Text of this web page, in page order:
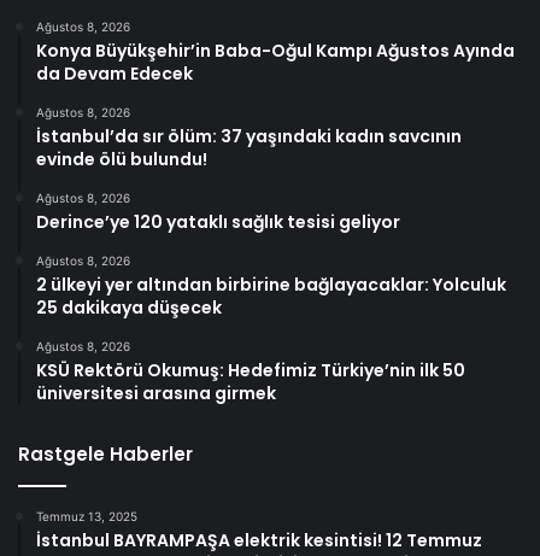
Ağustos 8, 2026
Konya Büyükşehir’in Baba-Oğul Kampı Ağustos Ayında
da Devam Edecek
Ağustos 8, 2026
İstanbul’da sır ölüm: 37 yaşındaki kadın savcının
evinde ölü bulundu!
Ağustos 8, 2026
Derince’ye 120 yataklı sağlık tesisi geliyor
Ağustos 8, 2026
2 ülkeyi yer altından birbirine bağlayacaklar: Yolculuk
25 dakikaya düşecek
Ağustos 8, 2026
KSÜ Rektörü Okumuş: Hedefimiz Türkiye’nin ilk 50
üniversitesi arasına girmek
Rastgele Haberler
Temmuz 13, 2025
İstanbul BAYRAMPAŞA elektrik kesintisi! 12 Temmuz